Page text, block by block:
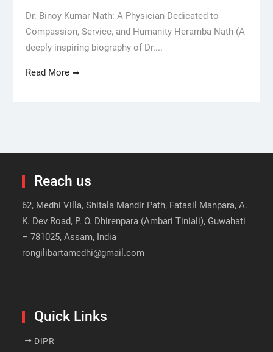
Dr. Binoy Kumar Nath: A Physician Dedicated to
Compassion, Service, and Humanity Heramba Nath (A
deeply inspiring biography of Dr....
Read More
Reach us
62, Medhi Villa, Shitala Mandir Path, Fatasil Manpara, A.
K. Dev Road, P. O. Dhirenpara (Ambari Tiniali), Guwahati
– 781025, Assam, India
rongilibartamedhi@gmail.com
Quick Links
DIPR